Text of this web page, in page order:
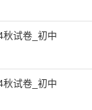
试卷_初中
试卷_初中